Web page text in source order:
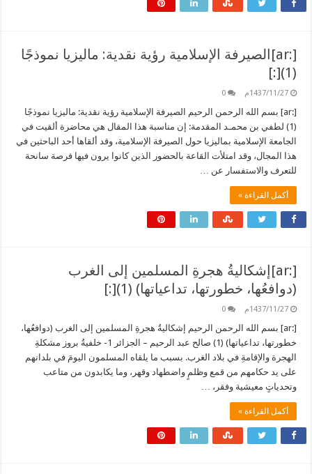
[:ar]الصيرفة الإسلامية رؤية نقدية: ماليزيا نموذجًا
(1)[:]
1437/11/27م 0
[:ar] بسم الله الرحمن الرحيم الصيرفة الإسلامية رؤية نقدية: ماليزيا نموذجًا
(1) لطفي بن محمـد المقدمة: إن مناسبة هذا المقال هي محاضرة ألقيت في
الجامعة الإسلامية بماليزيا حول الصيرفة الإسلامية، وقد ألقاها أحد الباحثين في
هذا المجال، وقد امتلأت القاعة بالحضور الذين كانوا يرون فيها فرصة سانحة
للتعرف والاستفسار عن …
أكمل القراءة »
[:ar]إشكاليةُ هجرةِ المسلمين إلى الغرب
(دوافعُها، خطورتها، تداعياتها) (1)[:]
1437/11/27م 0
[:ar] بسم الله الرحمن الرحيم إشكاليةُ هجرةِ المسلمين إلى الغرب (دوافعُها،
خطورتها، تداعياتها) (1) صالح عبد الرحيم – الجزائر 1- خلفيةُ بروز مشكلةِ
الهجرة والإقامةِ في بلاد الغرب. بسبب ما يلقاه المسلمون اليومَ في بلدانهم
على يد حكامهم من قمع وظلمٍ واضطهاد وقهر، وما يكابدون من متاعب
وتحدياتٍ معيشية وفقر، …
أكمل القراءة »